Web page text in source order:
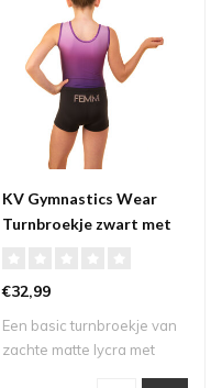
KV Gymnastics Wear
Turnbroekje zwart met
€32,99
Een basic turnbroekje van
zachte matte lycra met